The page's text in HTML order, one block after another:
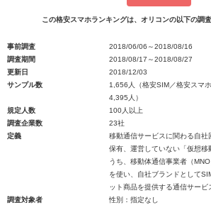
この格安スマホランキングは、オリコンの以下の調
事前調査
2018/06/06～2018/08/16
調査期間
2018/08/17～2018/08/27
更新日
2018/12/03
サンプル数
1,656人（格安SIM／格安スマ
4,395人）
規定人数
100人以上
調査企業数
23社
定義
移動通信サービスに関わる自社
保有、運営していない「仮想
うち、移動体通信事業者（
を使い、自社ブランドとして
ット商品を提供する通信サービ
調査対象者
性別：指定なし